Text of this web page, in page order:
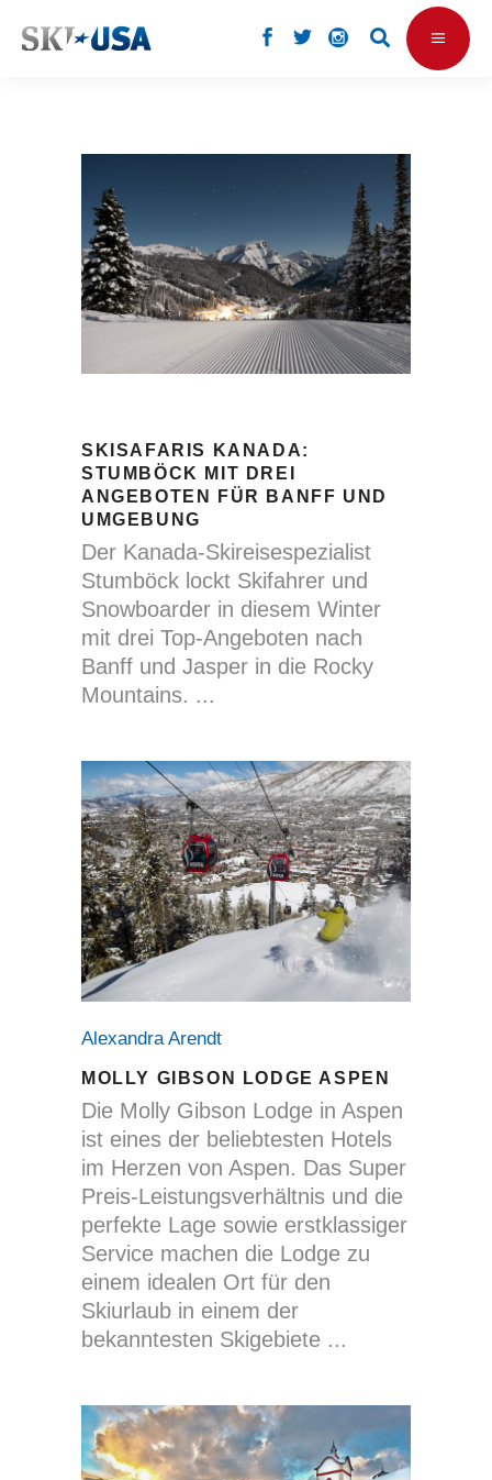
SKISAFARIS KANADA:
STUMBÖCK MIT DREI
ANGEBOTEN FÜR BANFF UND
UMGEBUNG
Der Kanada-Skireisespezialist
Stumböck lockt Skifahrer und
Snowboarder in diesem Winter
mit drei Top-Angeboten nach
Banff und Jasper in die Rocky
Mountains.
Alexandra Arendt
MOLLY GIBSON LODGE ASPEN
Die Molly Gibson Lodge in Aspen
ist eines der beliebtesten Hotels
im Herzen von Aspen. Das Super
Preis-Leistungsverhältnis und die
perfekte Lage sowie erstklassiger
Service machen die Lodge zu
einem idealen Ort für den
Skiurlaub in einem der
bekanntesten Skigebiete